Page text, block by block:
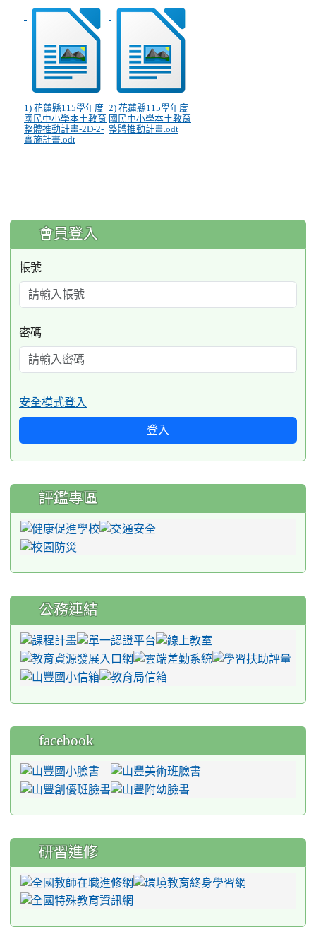
1) 花蓮縣115學年度
國民中小學本土教育
整體推動計畫-2D-2-
實施計畫.odt
2) 花蓮縣115學年度
國民中小學本土教育
整體推動計畫.odt
:::
會員登入
帳號
密碼
安全模式登入
登入
評鑑專區
公務連結
facebook
研習進修